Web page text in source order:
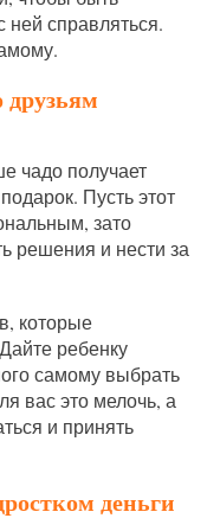
справляться.
друзьям
чадо получает
Пусть этот
зато
решения и нести за
которые
ребенку
самому выбрать
вас это мелочь, а
и принять
деньги